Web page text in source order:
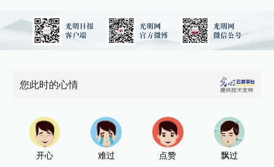
您此时的心情
开心 难过 点赞 飘过